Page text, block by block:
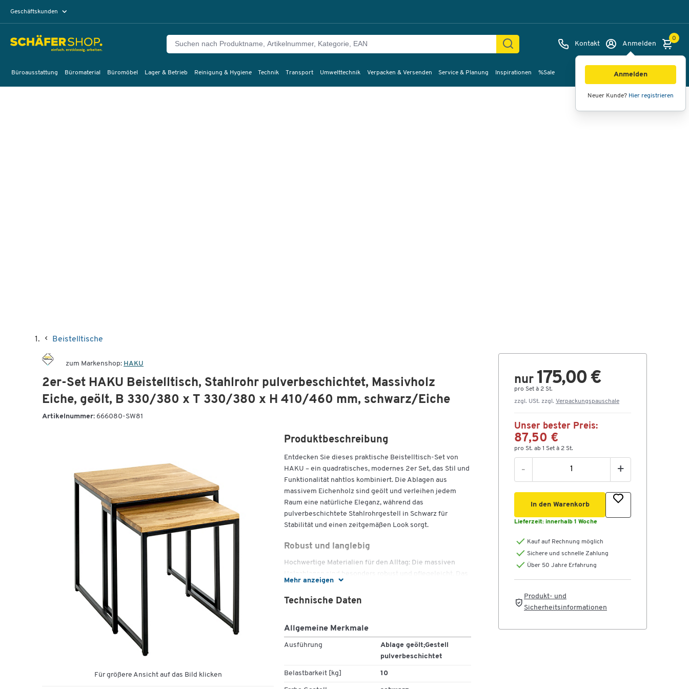
Geschäftskunden
Kontakt Anmelden
Anmelden
Neuer Kunde? Hier registrieren
0
Büroausstattung Büromaterial Büromöbel Lager & Betrieb Reinigung & Hygiene Technik Transport Umwelttechnik Verpacken & Versenden Service & Planung Inspirationen %Sale
Beistelltische
zum Markenshop: HAKU
2er-Set HAKU Beistelltisch, Stahlrohr pulverbeschichtet, Massivholz
Eiche, geölt, B 330/380 x T 330/380 x H 410/460 mm, schwarz/Eiche
Artikelnummer: 666080-SW81
Für größere Ansicht auf das Bild klicken
Mehr anzeigen
Produktbeschreibung
Entdecken Sie dieses praktische Beistelltisch-Set von
HAKU – ein quadratisches, modernes 2er Set, das Stil und
Funktionalität nahtlos kombiniert. Die Ablagen aus
massivem Eichenholz sind geölt und verleihen jedem
Raum eine natürliche Eleganz, während das
pulverbeschichtete Stahlrohrgestell in Schwarz für
Stabilität und einen zeitgemäßen Look sorgt.
Robust und langlebig
Hochwertige Materialien für den Alltag: Die massiven
Holzablagen sind besonders robust und pflegeleicht. Das
pulverbeschichtete Stahlrohrgestell bietet sicheren
Stand. Jede Ablage trägt bis zu 10 kg – ideal für Bücher,
Stilvoll und praktisch
Mit kompakten Maßen (B 330/380 x T 330/380 x H
410/460 mm) passen die Tische perfekt neben Sofa,
quadratische Form spart Platz und fügt sich harmonisch in
Technische Daten
Allgemeine Merkmale
Ausführung
Ablage geölt;Gestell
pulverbeschichtet
Belastbarkeit [kg] 10
nur 175,00 €
pro Set à 2 St.
zzgl. USt. zzgl. Verpackungspauschale
Unser bester Preis:
87,50 €
pro St. ab 1 Set à 2 St.
- +
In den Warenkorb
Lieferzeit: innerhalb 1 Woche
Kauf auf Rechnung möglich
Sichere und schnelle Zahlung
Über 50 Jahre Erfahrung
Produkt- und
Sicherheitsinformationen
Bilder Videos 360°-Ansicht